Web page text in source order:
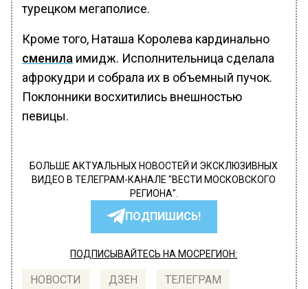
турецком мегаполисе.
Кроме того, Наташа Королева кардинально
сменила имидж. Исполнительница сделала
афрокудри и собрала их в объемный пучок.
Поклонники восхитились внешностью
певицы.
БОЛЬШЕ АКТУАЛЬНЫХ НОВОСТЕЙ И ЭКСКЛЮЗИВНЫХ
ВИДЕО В ТЕЛЕГРАМ-КАНАЛЕ "ВЕСТИ МОСКОВСКОГО
РЕГИОНА".
ПОДПИШИСЬ!
ПОДПИСЫВАЙТЕСЬ НА МОСРЕГИОН:
НОВОСТИ ДЗЕН ТЕЛЕГРАМ